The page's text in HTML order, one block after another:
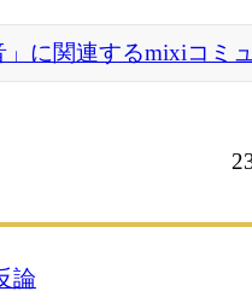
」に関連するmixiコミ
論